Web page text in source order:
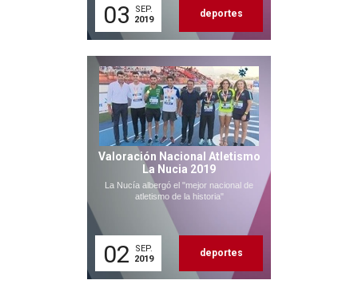
03
SEP.
2019
deportes
Valoración Nacional Atletismo
La Nucia 2019
La Nucía albergó el "mejor nacional de
atletismo de la historia"
02
SEP.
2019
deportes